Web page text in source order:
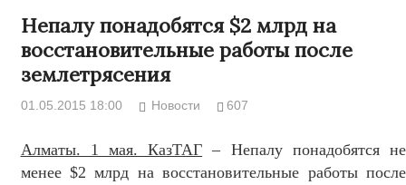
Непалу понадобятся $2 млрд на
восстановительные работы после
землетрясения
01.05.2015 18:00 Новости 607
Алматы. 1 мая. КазТАГ – Непалу понадобятся не
менее $2 млрд на восстановительные работы после